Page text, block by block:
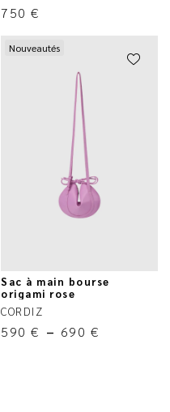
750 €
Nouveautés
Sac à main bourse
origami rose
CORDIZ
590 € – 690 €